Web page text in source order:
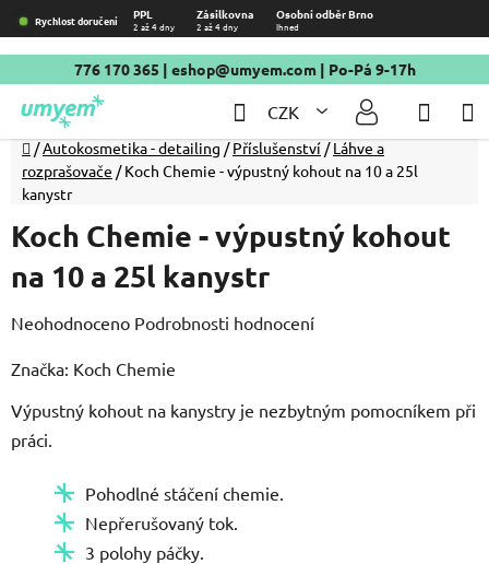
Přejít
na
obsah
Rychlost doručení PPL Zásilkovna Osobní odběr Brno
2 až 4 dny 2 až 4 dny Ihned
776 170 365 | eshop@umyem.com| Po-Pá 9-17h
CZK
Hledat
Domů
/Autokosmetika - detailing / Příslušenství / Láhve a
rozprašovače / Koch Chemie - výpustný kohout na 10 a 25l
kanystr
Výpustný kohout na kanystry je nezbytným pomocníkem při
práci.
Pohodlné stáčení chemie.
Nepřerušovaný tok.
3 polohy páčky.
Koch Chemie - výpustný kohout
na 10 a 25l kanystr
Průměrné
produktu
je
0,0
hvězdiček.
Neohodnoceno Podrobnosti hodnocení
Značka: Koch Chemie